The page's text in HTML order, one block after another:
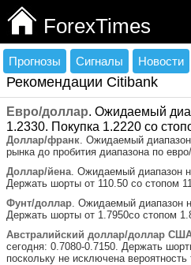
ForexTimes
Прогнозы Сигналы Новости
Рекомендации Citibank
Евро/доллар. Ожидаемый
1.2330. Покупка 1.2220 со
Доллар/франк. Ожидаемый
рынка до пробития диапазона по
Доллар/йена. Ожидаемый диапазон
Держать шорты от 110.50 со стопом
Фунт/доллар. Ожидаемый диапазон
Держать шорты от 1.7950со стопом
Австралийский доллар/доллар
сегодня: 0.7080-0.7150. Держать
поскольку не исключена вероятность